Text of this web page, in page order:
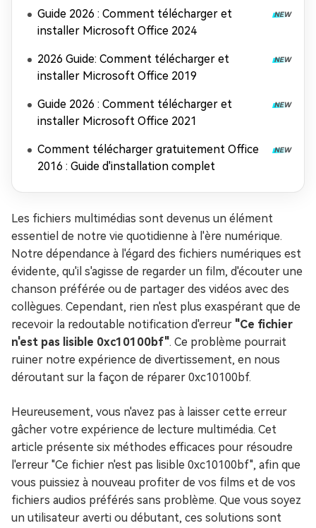
Guide 2026 : Comment télécharger et
installer Microsoft Office 2024
2026 Guide: Comment télécharger et
installer Microsoft Office 2019
Guide 2026 : Comment télécharger et
installer Microsoft Office 2021
Comment télécharger gratuitement Office
2016 : Guide d'installation complet
Les fichiers multimédias sont devenus un élément
essentiel de notre vie quotidienne à l'ère numérique.
Notre dépendance à l'égard des fichiers numériques est
évidente, qu'il s'agisse de regarder un film, d'écouter une
chanson préférée ou de partager des vidéos avec des
collègues. Cependant, rien n'est plus exaspérant que de
recevoir la redoutable notification d'erreur "Ce fichier
n'est pas lisible 0xc10100bf". Ce problème pourrait
ruiner notre expérience de divertissement, en nous
déroutant sur la façon de réparer 0xc10100bf.
Heureusement, vous n'avez pas à laisser cette erreur
gâcher votre expérience de lecture multimédia. Cet
article présente six méthodes efficaces pour résoudre
l'erreur "Ce fichier n'est pas lisible 0xc10100bf", afin que
vous puissiez à nouveau profiter de vos films et de vos
fichiers audios préférés sans problème. Que vous soyez
un utilisateur averti ou débutant, ces solutions sont